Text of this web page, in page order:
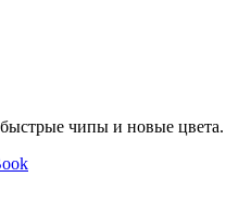
чипы и новые цвета.